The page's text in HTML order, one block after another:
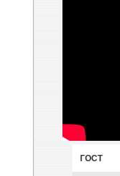
ГОСТ